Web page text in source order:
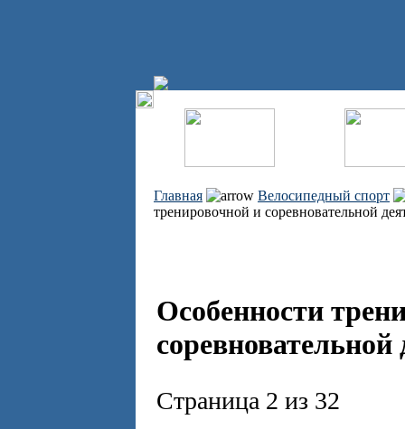
Главная
Велосипедный спорт
тренировочной и соревновательной
Особенности
соревновательной
Страница 2 из 32